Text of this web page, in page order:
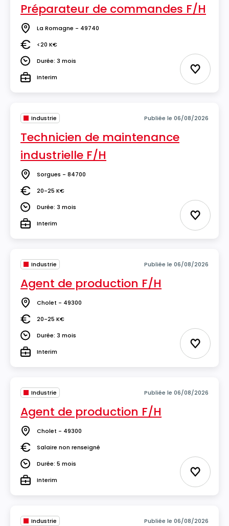
Préparateur de commandes F/H
Lieu La Romagne - 49740
Salaire<20 K€
DuréeDurée: 3 mois
TypeInterim Ajouter
Industrie Publiée le 06/08/2026
Technicien de maintenance
industrielle F/H
Lieu Sorgues - 84700
Salaire20-25 K€
DuréeDurée: 3 mois
TypeInterim Ajouter
Industrie Publiée le 06/08/2026
Agent de production F/H
Lieu Cholet - 49300
Salaire20-25 K€
DuréeDurée: 3 mois
TypeInterim Ajouter
Industrie Publiée le 06/08/2026
Agent de production F/H
Lieu Cholet - 49300
SalaireSalaire non renseigné
DuréeDurée: 5 mois
TypeInterim Ajouter
Industrie Publiée le 06/08/2026